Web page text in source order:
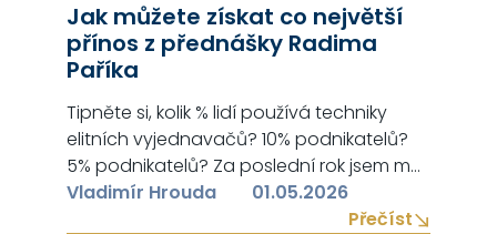
Jak můžete získat co největší
přínos z přednášky Radima
Paříka
Tipněte si, kolik % lidí používá techniky
elitních vyjednavačů? 10% podnikatelů?
5% podnikatelů? Za poslední rok jsem měl
cca 300 schůzek s podnikateli z Prahy i z
Českých Budějovic a vím naprosto
Vladimír Hrouda
01.05.2026
Přečíst